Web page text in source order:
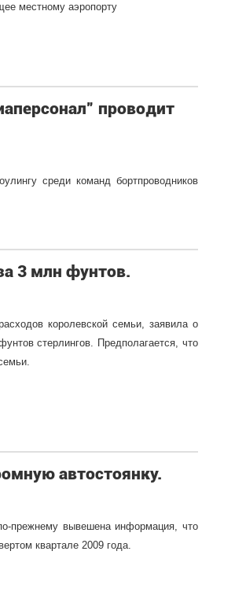
местному аэропорту
проводит
среди команд бортпроводников
3 млн фунтов.
королевской семьи, заявила о
стерлингов. Предполагается, что
автостоянку.
прежнему вывешена информация, что
квартале 2009 года.